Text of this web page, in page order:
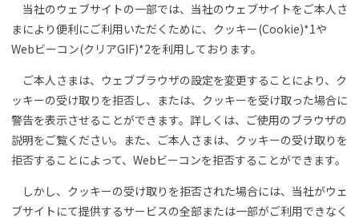
当社のウェブサイトの一部では、当社のウェブサイトをご本人さ
まにより便利にご利用いただくために、クッキー(Cookie)*1や
Webビーコン(クリアGIF)*2を利用しております。
ご本人さまは、ウェブブラウザの設定を変更することにより、ク
ッキーの受け取りを拒否し、または、クッキーを受け取った場合に
警告を表示させることができます。詳しくは、ご使用のブラウザの
説明をご覧ください。また、ご本人さまは、クッキーの受け取りを
拒否することによって、Webビーコンを拒否することができます。
しかし、クッキーの受け取りを拒否された場合には、当社がウェ
ブサイトにて提供するサービスの全部または一部がご利用できなく